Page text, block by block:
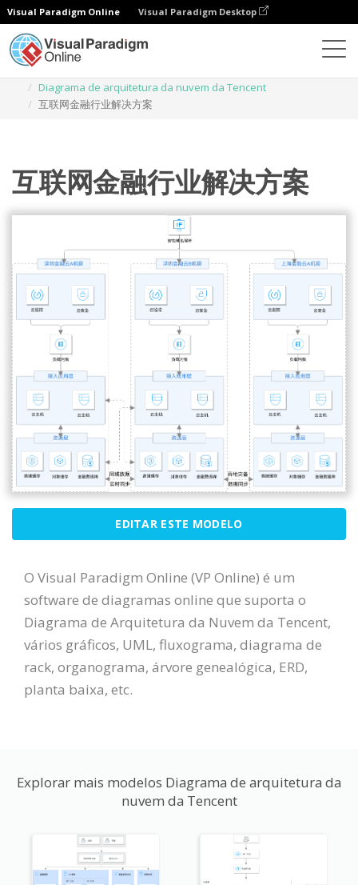
Visual Paradigm Online Visual Paradigm Desktop
Diagrama de arquitetura da nuvem da Tencent
互联网金融行业解决方案
互联网金融行业解决方案
EDITAR ESTE MODELO
O Visual Paradigm Online (VP Online) é um
software de diagramas online que suporta o
Diagrama de Arquitetura da Nuvem da Tencent,
vários gráficos, UML, fluxograma, diagrama de
rack, organograma, árvore genealógica, ERD,
planta baixa, etc.
Explorar mais modelos Diagrama de arquitetura da
nuvem da Tencent